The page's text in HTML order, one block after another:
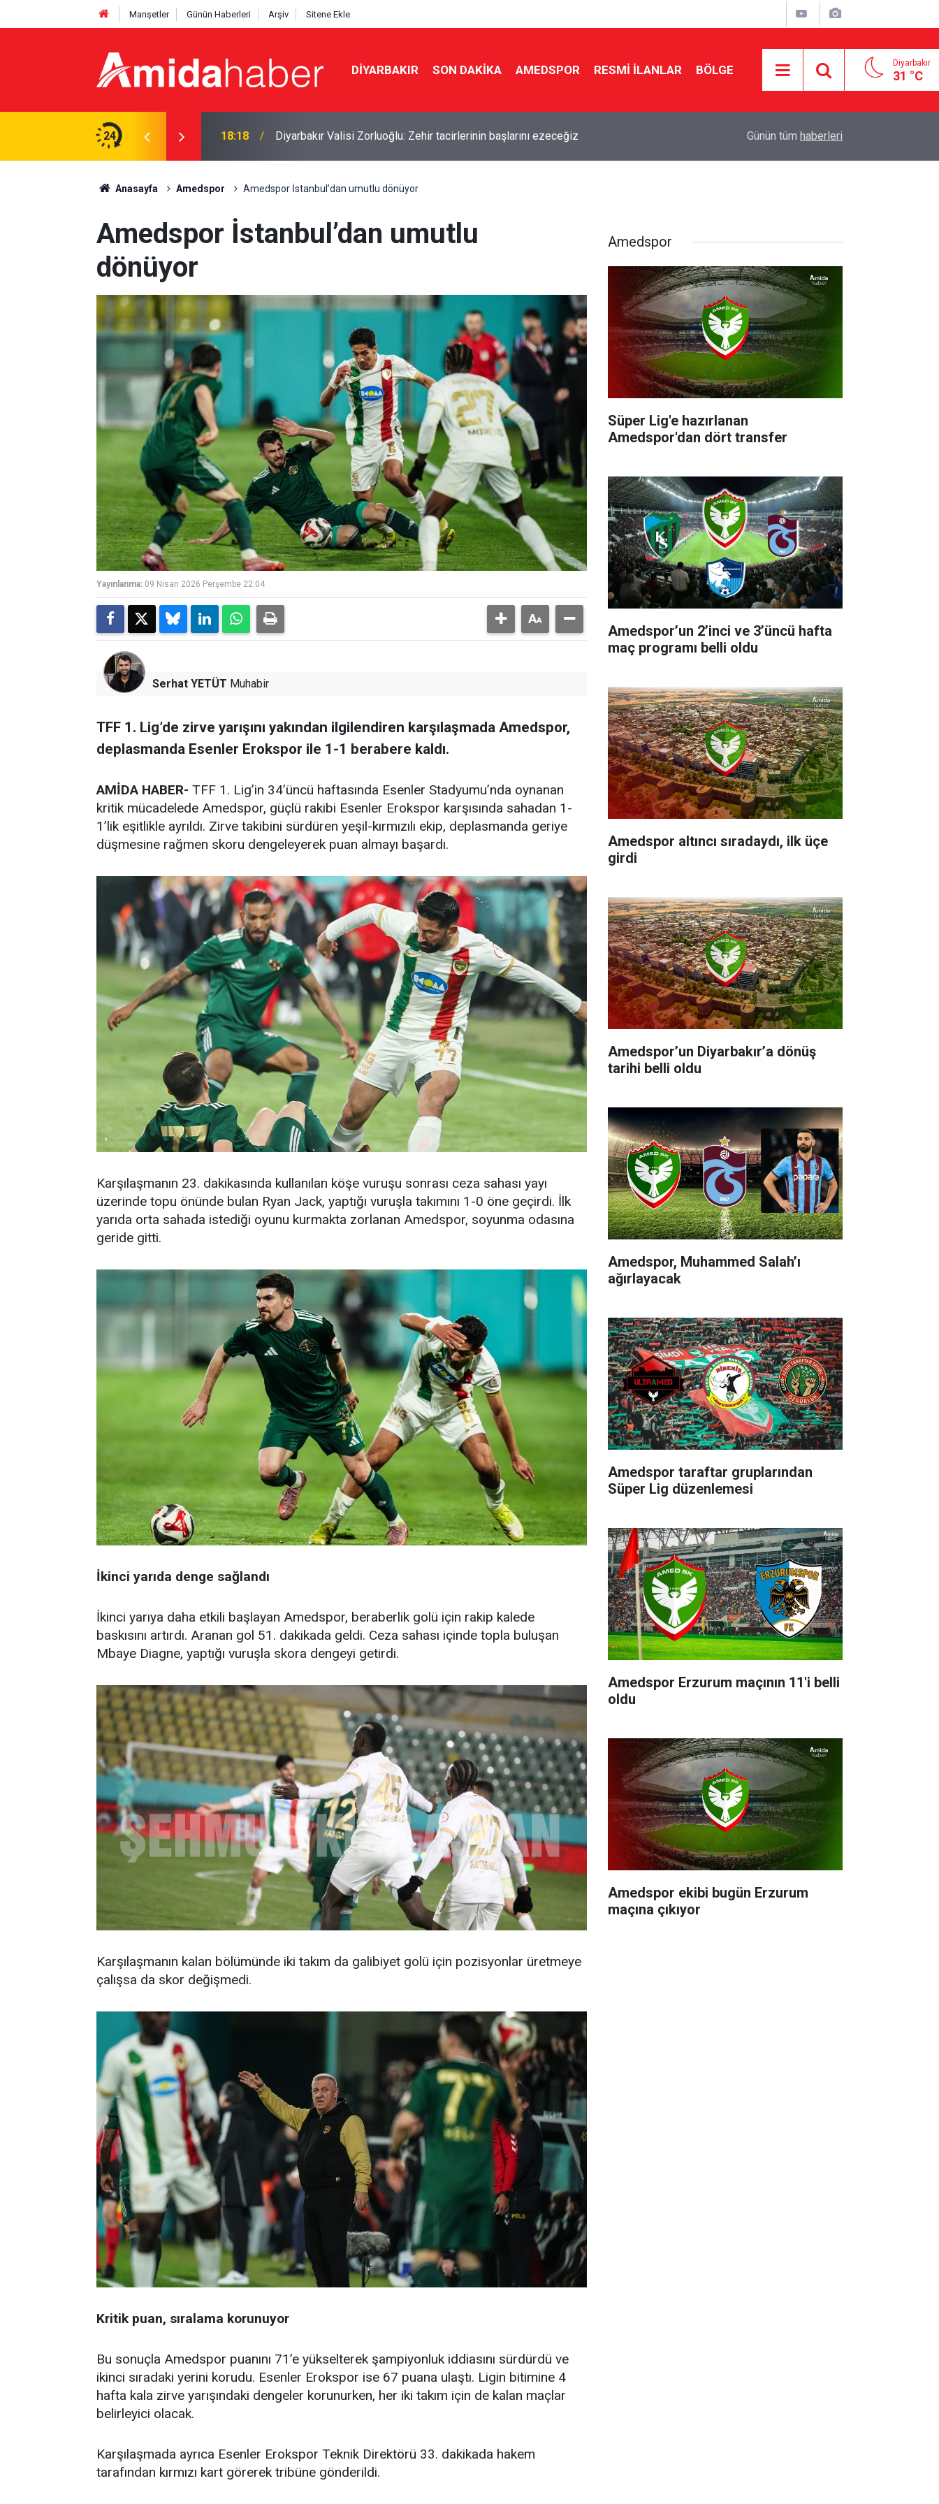
Manşetler Günün Haberleri Arşiv Sitene Ekle
DIYARBAKIR SON DAKIKA AMEDSPOR RESMI İLANLAR BÖLGE Diyarbakır
31 °C
24
başlarını ezeceğiz 17:36 Mardinspor ve Vanspor maçları TRT Kurdî’de yayınlanacak İstanbul ve Antalya’dan Van’a iki acı haber
Günün tüm haberleri
Anasayfa Amedspor Amedspor İstanbul’dan umutlu dönüyor
Amedspor İstanbul’dan umutlu
dönüyor
Yayınlanma: 09 Nisan 2026 Perşembe 22:04
Serhat YETÜT Muhabir
TFF 1. Lig’de zirve yarışını yakından ilgilendiren karşılaşmada Amedspor,
deplasmanda Esenler Erokspor ile 1-1 berabere kaldı.
AMİDA HABER- TFF 1. Lig’in 34’üncü haftasında Esenler Stadyumu’nda oynanan
kritik mücadelede Amedspor, güçlü rakibi Esenler Erokspor karşısında sahadan 1-
1’lik eşitlikle ayrıldı. Zirve takibini sürdüren yeşil-kırmızılı ekip, deplasmanda geriye
düşmesine rağmen skoru dengeleyerek puan almayı başardı.
Karşılaşmanın 23. dakikasında kullanılan köşe vuruşu sonrası ceza sahası yayı
üzerinde topu önünde bulan Ryan Jack, yaptığı vuruşla takımını 1-0 öne geçirdi. İlk
yarıda orta sahada istediği oyunu kurmakta zorlanan Amedspor, soyunma odasına
geride gitti.
İkinci yarıda denge sağlandı
İkinci yarıya daha etkili başlayan Amedspor, beraberlik golü için rakip kalede
baskısını artırdı. Aranan gol 51. dakikada geldi. Ceza sahası içinde topla buluşan
Mbaye Diagne, yaptığı vuruşla skora dengeyi getirdi.
Karşılaşmanın kalan bölümünde iki takım da galibiyet golü için pozisyonlar üretmeye
çalışsa da skor değişmedi.
Kritik puan, sıralama korunuyor
Bu sonuçla Amedspor puanını 71’e yükselterek şampiyonluk iddiasını sürdürdü ve
ikinci sıradaki yerini korudu. Esenler Erokspor ise 67 puana ulaştı. Ligin bitimine 4
hafta kala zirve yarışındaki dengeler korunurken, her iki takım için de kalan maçlar
belirleyici olacak.
Karşılaşmada ayrıca Esenler Erokspor Teknik Direktörü 33. dakikada hakem
tarafından kırmızı kart görerek tribüne gönderildi.
Amedspor
Süper Lig'e hazırlanan
Amedspor'dan dört transfer
Amedspor’un 2’inci ve 3’üncü hafta
maç programı belli oldu
Amedspor altıncı sıradaydı, ilk üçe
girdi
Amedspor’un Diyarbakır’a dönüş
tarihi belli oldu
Amedspor, Muhammed Salah’ı
ağırlayacak
Amedspor taraftar gruplarından
Süper Lig düzenlemesi
Amedspor Erzurum maçının 11'i belli
oldu
Amedspor ekibi bugün Erzurum
maçına çıkıyor